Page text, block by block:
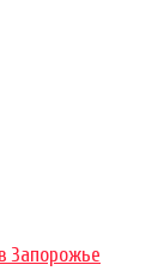
Запорожье